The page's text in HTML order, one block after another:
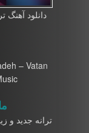
دانلود
– Vatan
ترانه جدید و